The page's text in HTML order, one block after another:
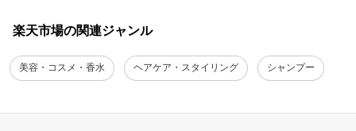
楽天市場の関連ジャンル
美容・コスメ・香水 ヘアケア・スタイリング シャンプー